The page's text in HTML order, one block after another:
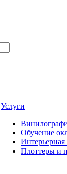
Услуги
Обучение
Интерьерная
Плоттеры и